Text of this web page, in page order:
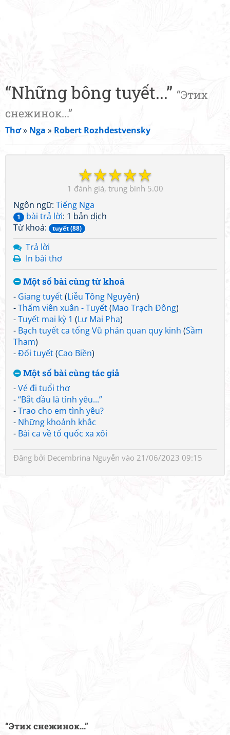
“Những bông tuyết...” “Этих
снежинок...”
Thơ» Nga » Robert Rozhdestvensky
☆
☆
☆
☆
☆
1 5.00
Ngôn ngữ: Tiếng Nga
1 bài trả lời: 1 bản dịch
Từ khoá:
tuyết (88)
Trả lời
In bài thơ
Một số bài cùng từ khoá
- Giang tuyết(Liễu Tông Nguyên)
-Thấm viên xuân - Tuyết(Mao Trạch Đông)
-Tuyết mai kỳ 1 (Lư Mai Pha)
- Bạch tuyết ca tống Vũ phán quan quy kinh (Sầm
Tham)
-Đối tuyết(Cao Biền)
Một số bài cùng tác giả
-Vé đi tuổi thơ
-“Bắt đầu là tình yêu...”
-Trao cho em tình yêu?
- Những khoảnh khắc
- Bài ca về tổ quốc xa xôi
Đăng bởi Decembrina Nguyễn vào 21/06/2023 09:15
“Этих снежинок...”